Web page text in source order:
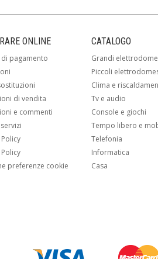
ONLINE
pagamento
di vendita
e commenti
preferenze cookie
CATALOGO
Grandi
Piccoli
Clima e
Tv e audio
Console e giochi
Tempo libero e
Telefonia
Informatica
Casa